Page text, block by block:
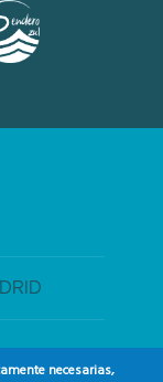
necesarias,